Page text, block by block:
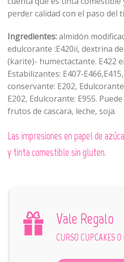
perder calidad con el paso del
Ingredientes:almidón
edulcorante :E420ii, dextrina
(karite)- humectactante. E422
Estabilizantes: E407-
conservante: E202,
E202, Edulcorante: E955.
frutos de cascara, leche, soja.
Las impresiones en papel de
y tinta comestible sin gluten.
Vale Regalo
CURSO CUPCAKES